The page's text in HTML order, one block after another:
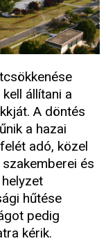
állítani a
A döntés
a hazai
adó, közel
és
hűtése
pedig
kérik.